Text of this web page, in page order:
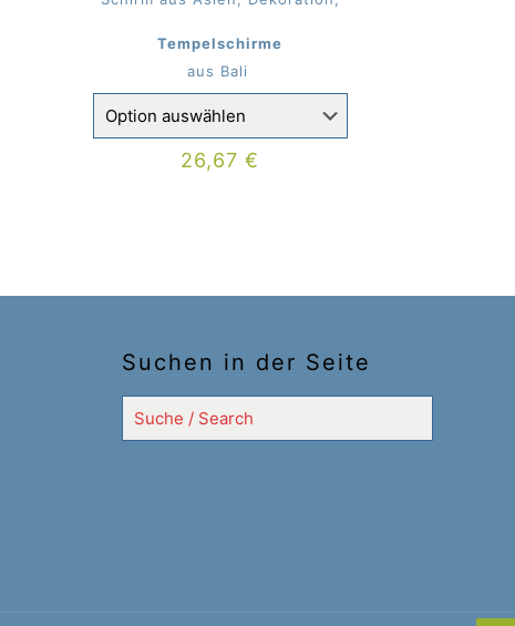
Tempelschirme
aus Bali
26,67€
Suchen in der Seite